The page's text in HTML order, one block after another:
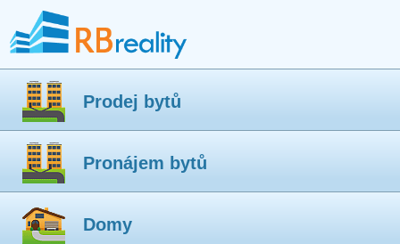
Prodej bytů
Pronájem bytů
Domy